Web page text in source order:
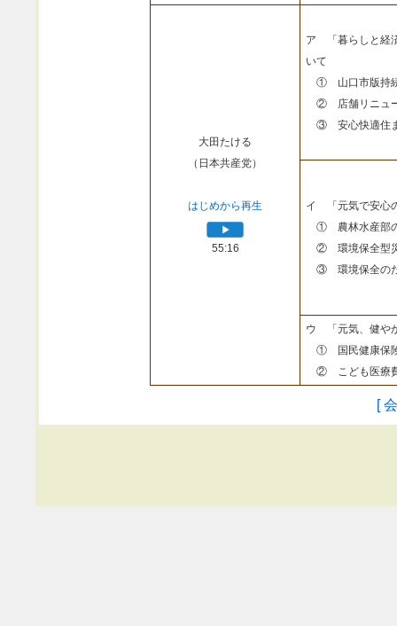
大田たける
（日本共産党）
はじめから再生
55:16
ア 「暮らしと経
いて
① 山口市版持続
② 店舗リニュー
③ 安心快適住ま
イ 「元気で安心
① 農林水産部
② 環境保全型
③ 環境保全のた
ウ 「元気、健や
① 国民健康保険
② こども医療費
[